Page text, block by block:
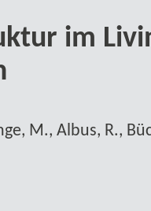
im
M., Albus, R.,